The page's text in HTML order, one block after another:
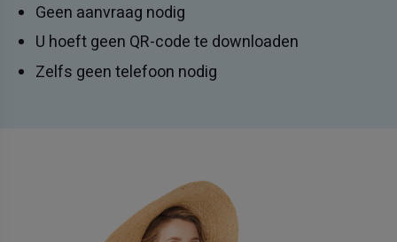
Geen aanvraag nodig
U hoeft geen QR-code te downloaden
Zelfs geen telefoon nodig